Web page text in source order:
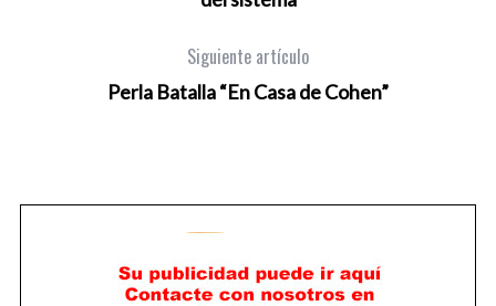
Siguiente artículo
Perla Batalla “En Casa de Cohen”